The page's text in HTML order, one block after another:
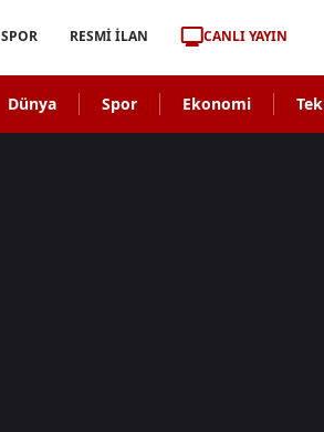
SPOR RESMİ İLAN CANLI YAYIN
Dünya Spor Ekonomi